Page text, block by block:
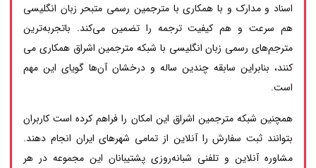
اسناد و مدارک و با همکاری با مترجمین رسمی متبحر زبان انگلیسی
هم سرعت و هم کیفیت ترجمه را تضمین می‌کند. باتجربه‌ترین
مترجم‌های رسمی زبان انگلیسی با شبکه مترجمین اشراق همکاری می
کنند، بنابراین سابقه چندین ساله و درخشان آن‌ها گویای این مهم
است.
همچنین شبکه مترجمین اشراق این امکان را فراهم کرده است کاربران
بتوانند ثبت سفارش را آنلاین از تمامی شهرهای ایران انجام دهند.
مشاوره آنلاین و تلفنی شبانه‌روزی پشتیبانان این مجموعه در هر